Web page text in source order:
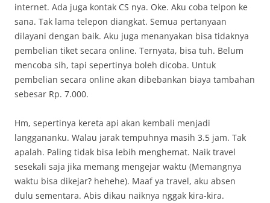
internet. Ada juga kontak CS nya. Oke. Aku coba telpon ke
sana. Tak lama telepon diangkat. Semua pertanyaan
dilayani dengan baik. Aku juga menanyakan bisa tidaknya
pembelian tiket secara online. Ternyata, bisa tuh. Belum
mencoba sih, tapi sepertinya boleh dicoba. Untuk
pembelian secara online akan dibebankan biaya tambahan
sebesar Rp. 7.000.
Hm, sepertinya kereta api akan kembali menjadi
langgananku. Walau jarak tempuhnya masih 3.5 jam. Tak
apalah. Paling tidak bisa lebih menghemat. Naik travel
sesekali saja jika memang mengejar waktu (Memangnya
waktu bisa dikejar? hehehe). Maaf ya travel, aku absen
dulu sementara. Abis dikau naiknya nggak kira-kira.